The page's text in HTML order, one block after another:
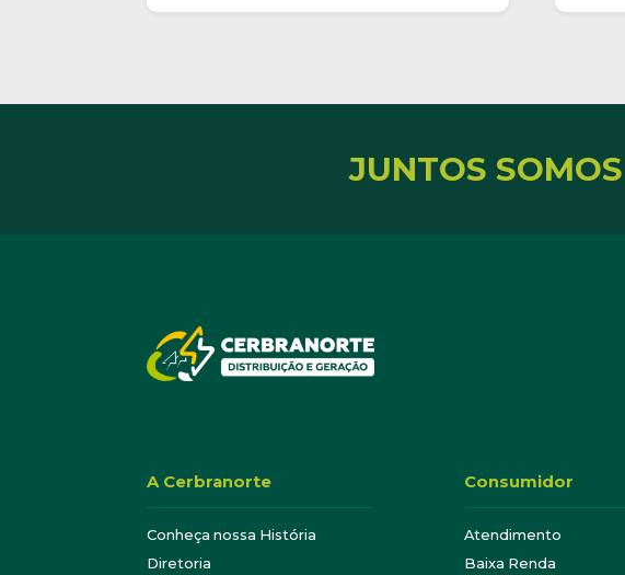
JUNTOS
A Cerbranorte
Conheça nossa História
Diretoria
Consumidor
Atendimento
Baixa Renda